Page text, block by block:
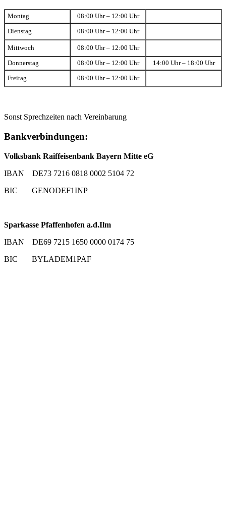
Montag 08:00 Uhr – 12:00 Uhr
Dienstag 08:00 Uhr – 12:00 Uhr
Mittwoch 08:00 Uhr – 12:00 Uhr
Donnerstag 08:00 Uhr – 12:00 Uhr 14:00 Uhr – 18:00 Uhr
Freitag 08:00 Uhr – 12:00 Uhr
Sonst Sprechzeiten nach Vereinbarung
Bankverbindungen:
Volksbank Raiffeisenbank Bayern Mitte eG
IBAN DE73 7216 0818 0002 5104 72
BIC GENODEF1INP
Sparkasse Pfaffenhofen a.d.Ilm
IBAN DE69 7215 1650 0000 0174 75
BIC BYLADEM1PAF